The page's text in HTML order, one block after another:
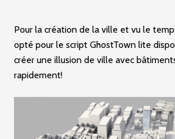
Pour la création de la ville et vu le
opté pour le script GhostTown lite dispo
créer une illusion de ville avec
rapidement!